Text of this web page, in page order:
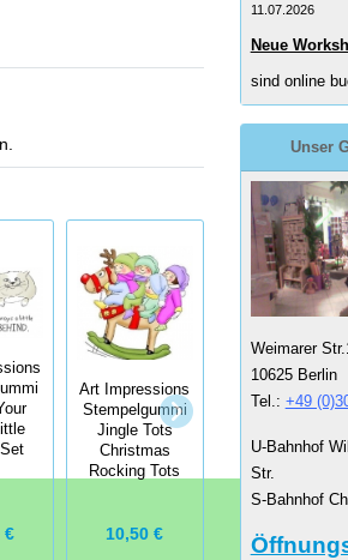
€
Art Impressions
Stempelgummi
Jingle Tots
Christmas
Rocking Tots
10,50 €
Art Impressions
Easter Tots
7,25 €
11.07.2026
Neue
sind online
Unser
Weimarer
10625 Berlin
Tel.: +49
U-Bahnhof
Str.
S-Bahnhof